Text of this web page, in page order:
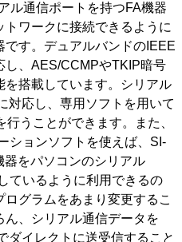
ル通信ポートを持つFA機器
ワークに接続できるように
す。デュアルバンドのIEEE
し、AES/CCMPやTKIP暗号
搭載しています。シリアル
対応し、専用ソフトを用いて
うことができます。また、
ションソフトを使えば、SI-
をパソコンのシリアル
ているように利用できるの
グラムをあまり変更するこ
ん、シリアル通信データを
ダイレクトに送受信すること